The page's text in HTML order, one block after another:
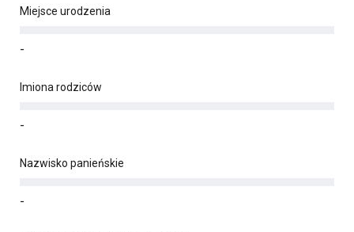
Miejsce urodzenia
-
Imiona rodziców
-
Nazwisko panieńskie
-